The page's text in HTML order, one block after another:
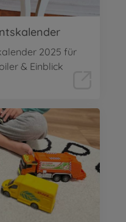
2025 für
& Einblick